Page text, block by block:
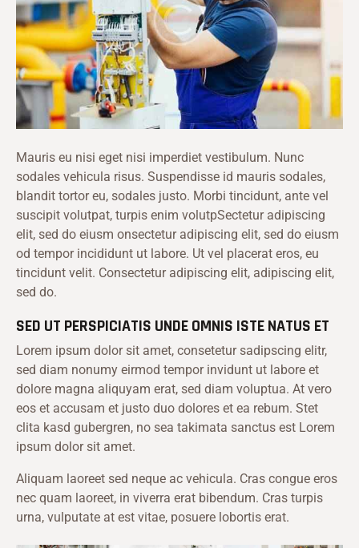
Mauris eu nisi eget nisi imperdiet vestibulum. Nunc
sodales vehicula risus. Suspendisse id mauris sodales,
blandit tortor eu, sodales justo. Morbi tincidunt, ante vel
suscipit volutpat, turpis enim volutpSectetur adipiscing
elit, sed do eiusm onsectetur adipiscing elit, sed do eiusm
od tempor incididunt ut labore. Ut vel placerat eros, eu
tincidunt velit. Consectetur adipiscing elit, adipiscing elit,
sed do.
SED UT PERSPICIATIS UNDE OMNIS ISTE NATUS ET
Lorem ipsum dolor sit amet, consetetur sadipscing elitr,
sed diam nonumy eirmod tempor invidunt ut labore et
dolore magna aliquyam erat, sed diam voluptua. At vero
eos et accusam et justo duo dolores et ea rebum. Stet
clita kasd gubergren, no sea takimata sanctus est Lorem
ipsum dolor sit amet.
Aliquam laoreet sed neque ac vehicula. Cras congue eros
nec quam laoreet, in viverra erat bibendum. Cras turpis
urna, vulputate at est vitae, posuere lobortis erat.